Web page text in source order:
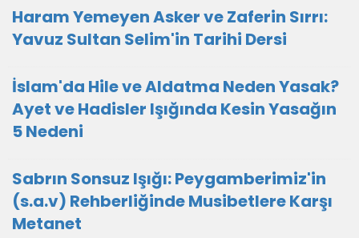
Haram Yemeyen Asker ve Zaferin Sırrı:
Yavuz Sultan Selim'in Tarihi Dersi
İslam'da Hile ve Aldatma Neden Yasak?
Ayet ve Hadisler Işığında Kesin Yasağın
5 Nedeni
Sabrın Sonsuz Işığı: Peygamberimiz'in
(s.a.v) Rehberliğinde Musibetlere Karşı
Metanet